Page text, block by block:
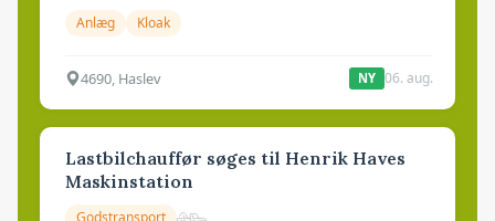
Anlæg Kloak
4690, Haslev NY 06. aug.
Lastbilchauffør søges til Henrik Haves
Maskinstation